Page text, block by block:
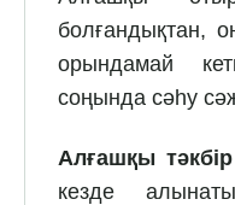
болғандықтан,
орындамай
соңында сәһу
Алғашқы тәкбір
кезде